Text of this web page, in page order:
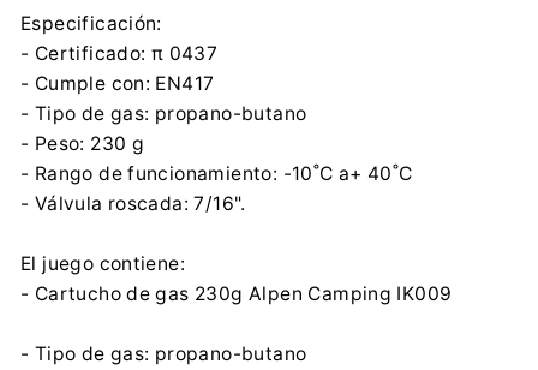
Especificación:
- Certificado: π 0437
- Cumple con: EN417
- Tipo de gas: propano-butano
- Peso: 230 g
- Rango de funcionamiento: -10˚C a+ 40˚C
- Válvula roscada: 7/16".
El juego contiene:
- Cartucho de gas 230g Alpen Camping IK009
- Tipo de gas: propano-butano